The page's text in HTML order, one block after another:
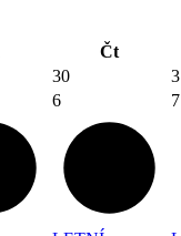
Čt
30
6 7